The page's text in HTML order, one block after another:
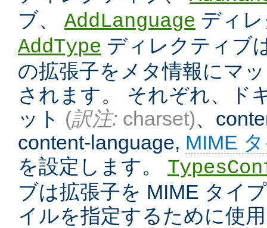
ブ、 AddLanguage ディ
AddType ディレクティブ
の拡張子をメタ情報にマ
されます。 それぞれ、ド
ット (訳注: charset)、
content-language, MIME
を設定します。
ブは拡張子を MIME タイ
イルを指定するために使